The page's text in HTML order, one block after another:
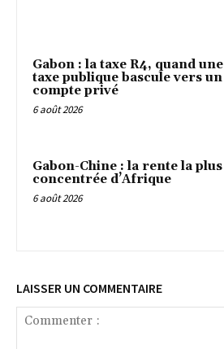
Gabon : la taxe R4, quand une
taxe publique bascule vers un
compte privé
6 août 2026
Gabon-Chine : la rente la plus
concentrée d’Afrique
6 août 2026
LAISSER UN COMMENTAIRE